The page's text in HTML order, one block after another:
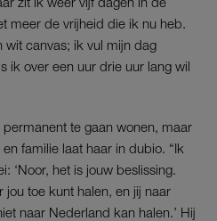
meer de vrijheid die ik nu heb.
wit canvas; ik vul mijn dag
ik over een uur drie uur lang wil
te gaan wonen, maar
familie laat haar in dubio. “Ik
‘Noor, het is jouw beslissing.
toe kunt halen, en jij naar
naar Nederland kan halen.’ Hij